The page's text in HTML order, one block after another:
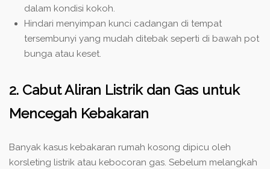
dalam kondisi kokoh.
Hindari menyimpan kunci cadangan di tempat
tersembunyi yang mudah ditebak seperti di bawah pot
bunga atau keset.
2. Cabut Aliran Listrik dan Gas untuk
Mencegah Kebakaran
Banyak kasus kebakaran rumah kosong dipicu oleh
korsleting listrik atau kebocoran gas. Sebelum melangkah